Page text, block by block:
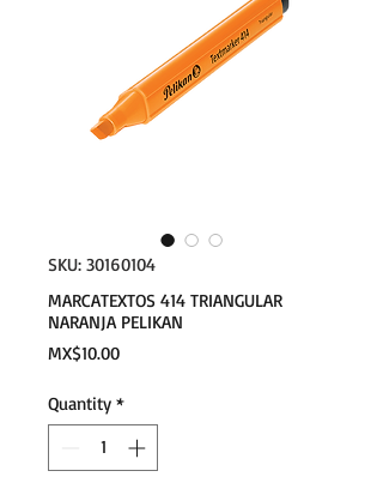
SKU: 30160104
MARCATEXTOS 414 TRIANGULAR
NARANJA PELIKAN
MX$10.00Price
Quantity *